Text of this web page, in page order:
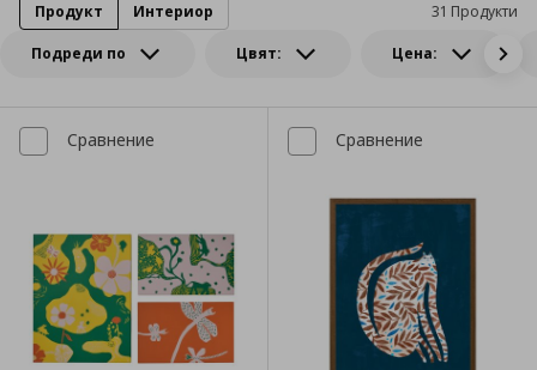
Подреди по Цвят: Цена:
31 Продукти
Продукт Интериор
Сравнение Сравнение